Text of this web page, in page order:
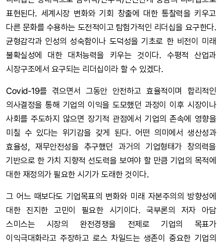
표현된다. 세계시장 변화와 기회 창출에 대한 통찰력을 키우고
다른 문화를 수용하는 도전적이고 탐험가적인 리더십을 요구한다.
균형감각과 인성의 성숙함이나 도덕성을 기초로 한 비전이 미래
불확실성에 대한 대처능력을 키우는 것이다. 수평적 산업과
시장구조에서 요구되는 리더십이라 할 수 있겠다.
Covid-19를 겪으면서 그동안 안전하고 효율적이며 합리적인
의사결정을 통해 기업의 이익을 도모했던 과정이 이후 시장이나
사회를 주도하지 않으면 장기적 관점에서 기업의 존속에 영향을
미칠 수 있다는 위기감을 갖게 된다. 어떤 의미에서 생산성과
효율성, 재무안전성을 추구했던 과거의 기업형태가 창의력을
기반으로 한 가치 지향적 선도력을 보여야 할 만큼 기업의 목적에
대한 재정의가 필요한 시기가 도래한 것이다.
그 어느 때보다도 기업목표의 변화와 미래 자본주의의 방향성에
대한 진지한 고민이 필요한 시기이다. 국부론의 저자 아담
스미스는 시장의 완전경쟁을 전제로 기업의 목표가
이익극대화라고 주장하고 로스 차일드는 생존이 중요한 기업의